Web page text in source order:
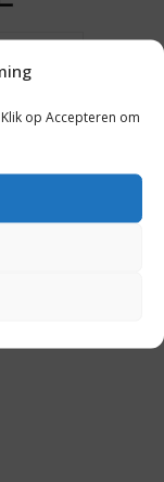
op Accepteren om